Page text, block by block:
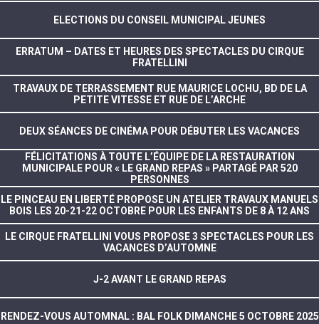
ELECTIONS DU CONSEIL MUNICIPAL JEUNES
ERRATUM – DATES ET HEURES DES SPECTACLES DU CIRQUE
FRATELLINI
TRAVAUX DE TERRASSEMENT RUE MAURICE LOCHU, BD DE LA
PETITE VITESSE ET RUE DE L’ARCHE
DEUX SÉANCES DE CINÉMA POUR DÉBUTER LES VACANCES
FÉLICITATIONS À TOUTE L’ÉQUIPE DE LA RESTAURATION
MUNICIPALE POUR « LE GRAND REPAS » PARTAGÉ PAR 520
PERSONNES
LE PINCEAU EN LIBERTÉ PROPOSE UN ATELIER TRAVAUX MANUELS
BOIS LES 20-21-22 OCTOBRE POUR LES ENFANTS DE 8 À 12 ANS
LE CIRQUE FRATELLINI VOUS PROPOSE 3 SPECTACLES POUR LES
VACANCES D’AUTOMNE
J-2 AVANT LE GRAND REPAS
RENDEZ-VOUS AUTOMNAL : BAL FOLK DIMANCHE 5 OCTOBRE 2025